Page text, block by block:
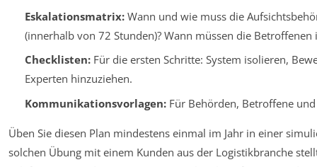
Eskalationsmatrix:Wann und wie muss die
(innerhalb von 72 Stunden)? Wann müssen die
Checklisten:Für die ersten Schritte: System isolieren,
Experten hinzuziehen.
Kommunikationsvorlagen:Für Behörden, Betroffene
Üben Sie diesen Plan mindestens einmal im Jahr in einer
solchen Übung mit einem Kunden aus der Logistikbranche